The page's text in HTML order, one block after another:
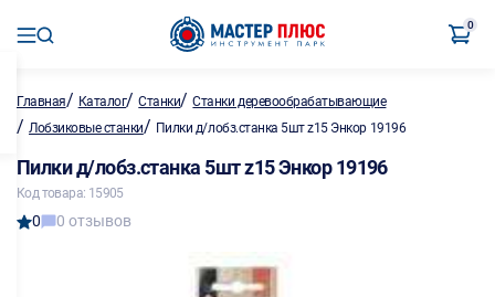
0
Главная/ Каталог/Станки/Станки деревообрабатывающие
/ Лобзиковые станки/ Пилки д/лобз.станка 5шт z15 Энкор 19196
Пилки д/лобз.станка 5шт z15 Энкор 19196
Код товара: 15905
0 0 отзывов